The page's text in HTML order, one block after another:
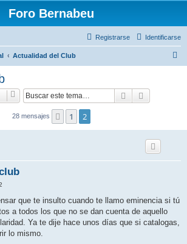
Foro Bernabeu
Identificarse
Registrarse
Actualidad del Club
Buscar
28 mensajes Anterior
1 2
que te insulto cuando te llamo eminencia si tú
a todos los que no se dan cuenta de aquello
Ya te dije hace unos días que si catalogas,
lo mismo.